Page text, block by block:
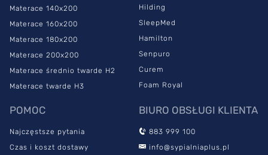
zasługa technologii Airforce. Dzięki temu we wnętrzu modelu nie
gromadzą się kurz i mikroorganizmy. Certyfikat Oeko-Tex
potrzeb alergików.
Materac ortopedycznyma wierzchnią warstwę z pianki
wszystkim odcinkom kręgosłupa. Pianka termoelastyczna z
dodatkowo jest odporna na uszkodzenia, wynikające z
codziennej eksploatacji. Dzięki temu masz pewność, że materac
Materace 140x200
Materace 160x200
Materace 180x200
Materace 200x200
Materace średnio twarde H2
Materace twarde H3
Hilding
SleepMed
Hamilton
Senpuro
Curem
Foam Royal
POMOC
Najczęstsze pytania
Czas i koszt dostawy
BIURO OBSŁUGI KLIENTA
883 999 100
info@sypialniaplus.pl